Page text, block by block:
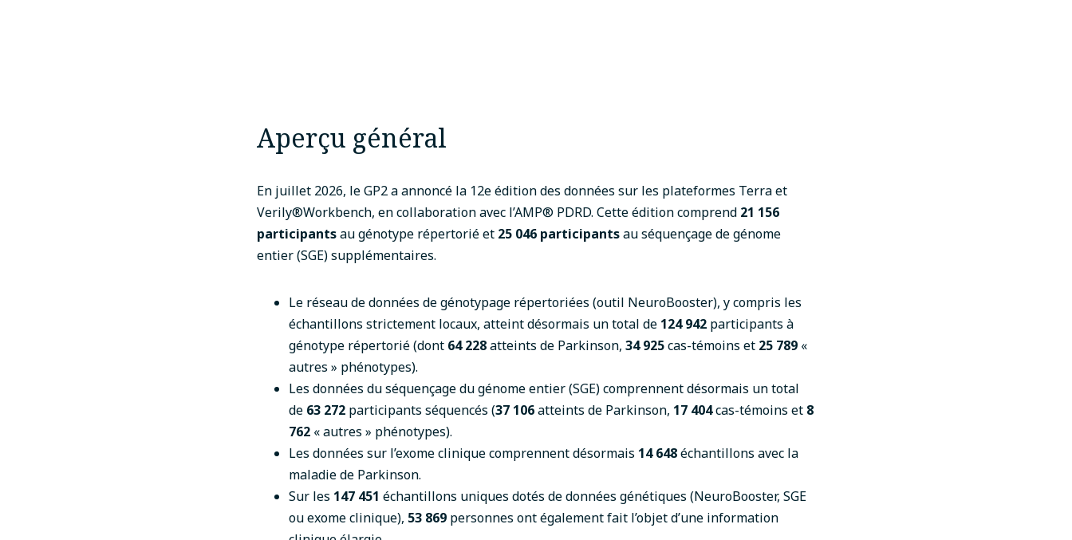
Aperçu général
En juillet 2026, le GP2 a annoncé la 12e édition des données sur les plateformes Terra et
Verily®Workbench, en collaboration avec l’AMP® PDRD. Cette édition comprend 21 156
participantsau génotype répertorié et 25 046 participantsau séquençage de génome
entier (SGE) supplémentaires.
Le réseau de données de génotypage répertoriées (outil NeuroBooster), y compris les
échantillons strictement locaux, atteint désormais un total de 124 942 participants à
génotype répertorié (dont 64 228atteints de Parkinson, 34 925cas-témoins et 25 789 «
autres » phénotypes).
Les données du séquençage du génome entier (SGE) comprennent désormais un total
de 63 272 participants séquencés (37 106atteints de Parkinson, 17 404cas-témoins et 8
762 « autres » phénotypes).
Les données sur l’exome clinique comprennent désormais 14 648échantillons avec la
maladie de Parkinson.
Sur les 147 451 échantillons uniques dotés de données génétiques (NeuroBooster, SGE
ou exome clinique), 53 869 personnes ont également fait l’objet d’une information